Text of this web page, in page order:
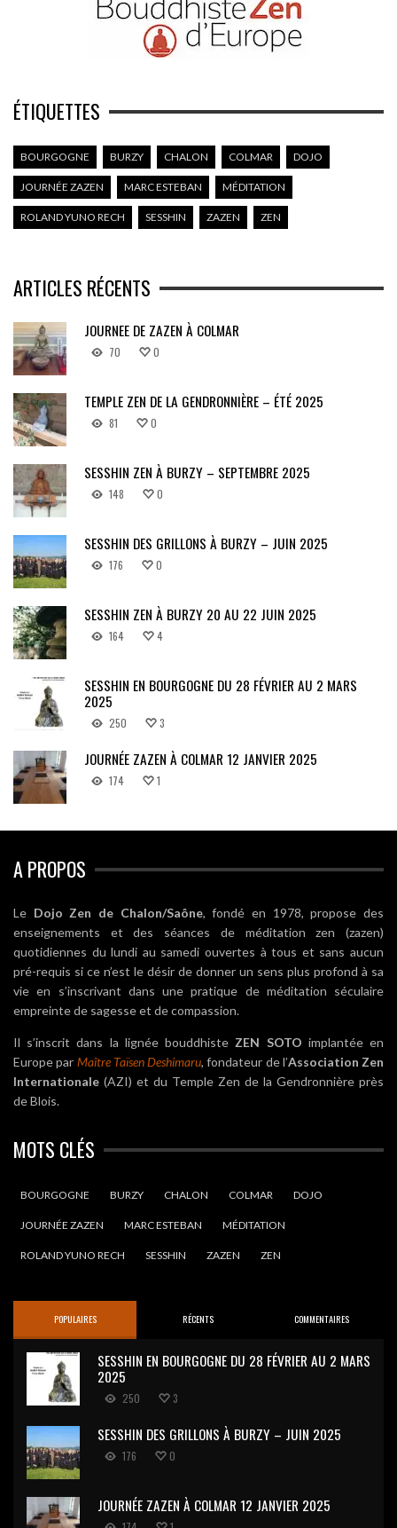
ÉTIQUETTES
BOURGOGNE BURZY CHALON COLMAR DOJO
JOURNÉE ZAZEN MARC ESTEBAN MÉDITATION
ROLAND YUNO RECH SESSHIN ZAZEN ZEN
ARTICLES RÉCENTS
JOURNEE DE ZAZEN À COLMAR
70 0
TEMPLE ZEN DE LA GENDRONNIÈRE – ÉTÉ 2025
81 0
SESSHIN ZEN À BURZY – SEPTEMBRE 2025
148 0
SESSHIN DES GRILLONS À BURZY – JUIN 2025
176 0
SESSHIN ZEN À BURZY 20 AU 22 JUIN 2025
164 4
SESSHIN EN BOURGOGNE DU 28 FÉVRIER AU 2 MARS
2025
250 3
JOURNÉE ZAZEN À COLMAR 12 JANVIER 2025
174 1
A PROPOS
Le Dojo Zen de Chalon/Saône, fondé en 1978, propose des
enseignements et des séances de méditation zen (zazen)
quotidiennes du lundi au samedi ouvertes à tous et sans aucun
pré-requis si ce n’est le désir de donner un sens plus profond à sa
vie en s’inscrivant dans une pratique de méditation séculaire
empreinte de sagesse et de compassion.
Il s’inscrit dans la lignée bouddhiste ZEN SOTO implantée en
Europe par Maître Taïsen Deshimaru, fondateur de l’Association Zen
Internationale (AZI) et du Temple Zen de la Gendronnière près
de Blois.
MOTS CLÉS
BOURGOGNE BURZY CHALON COLMAR DOJO
JOURNÉE ZAZEN MARC ESTEBAN MÉDITATION
ROLAND YUNO RECH SESSHIN ZAZEN ZEN
POPULAIRES RÉCENTS COMMENTAIRES
SESSHIN EN BOURGOGNE DU 28 FÉVRIER AU 2 MARS
2025
250 3
SESSHIN DES GRILLONS À BURZY – JUIN 2025
176 0
JOURNÉE ZAZEN À COLMAR 12 JANVIER 2025